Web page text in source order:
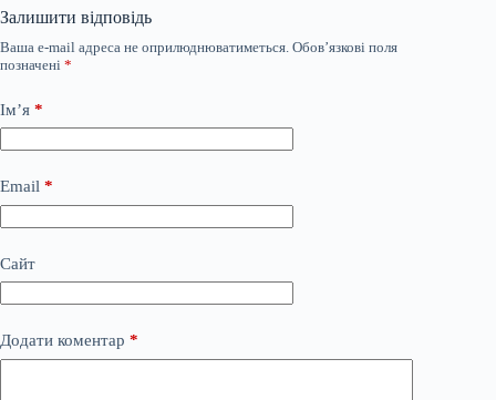
Залишити відповідь
Ваша e-mail адреса не оприлюднюватиметься. Обов’язкові поля
позначені *
Ім’я *
Email *
Сайт
Додати коментар *